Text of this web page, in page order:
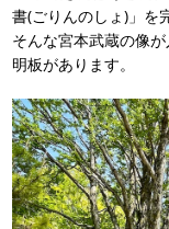
書(ごりんのしょ)」を
そんな宮本武蔵の像
明板があります。